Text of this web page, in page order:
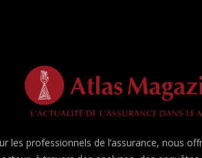
les professionnels de l’assurance, nous